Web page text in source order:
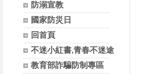
防溺宣教
國家防災日
回首頁
不迷小紅書,青春不迷途
教育部詐騙防制專區